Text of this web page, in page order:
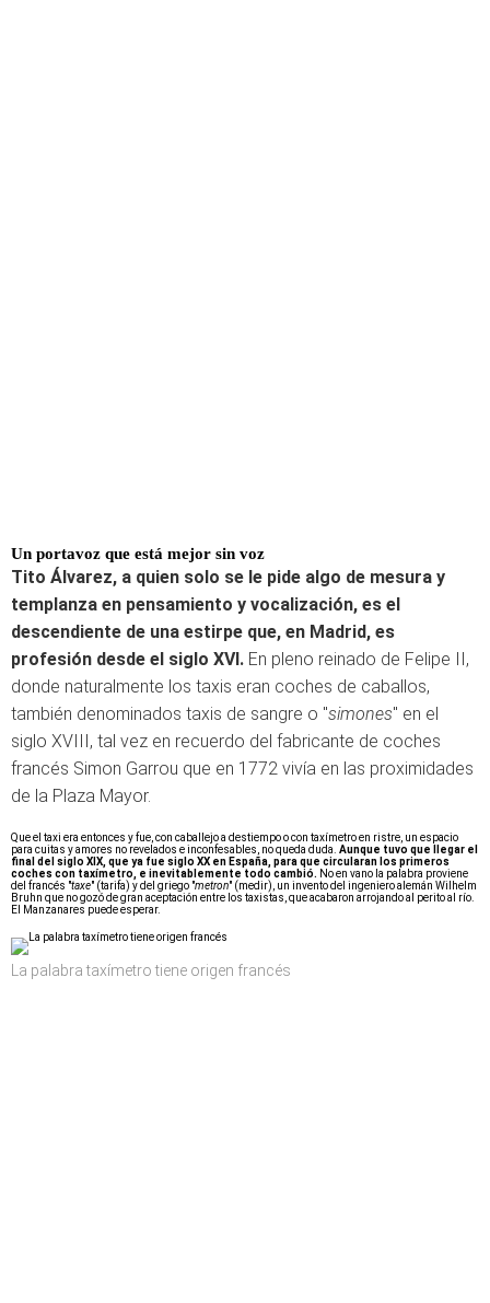
Un portavoz que está mejor sin voz
Tito Álvarez, a quien solo se le pide algo de mesura y
templanza en pensamiento y vocalización, es el
descendiente de una estirpe que, en Madrid, es
profesión desde el siglo XVI. En pleno reinado de Felipe II,
donde naturalmente los taxis eran coches de caballos,
también denominados taxis de sangre o "simones" en el
siglo XVIII, tal vez en recuerdo del fabricante de coches
francés Simon Garrou que en 1772 vivía en las proximidades
de la Plaza Mayor.
Que el taxi era entonces y fue, con caballejo a destiempo o con taxímetro en ristre, un espacio
para cuitas y amores no revelados e inconfesables, no queda duda. Aunque tuvo que llegar el
final del siglo XIX, que ya fue siglo XX en España, para que circularan los primeros
coches con taxímetro, e inevitablemente todo cambió. No en vano la palabra proviene
del francés "taxe" (tarifa) y del griego "metron" (medir), un invento del ingeniero alemán Wilhelm
Bruhn que no gozó de gran aceptación entre los taxistas, que acabaron arrojando al perito al río.
El Manzanares puede esperar.
La palabra taxímetro tiene origen francés